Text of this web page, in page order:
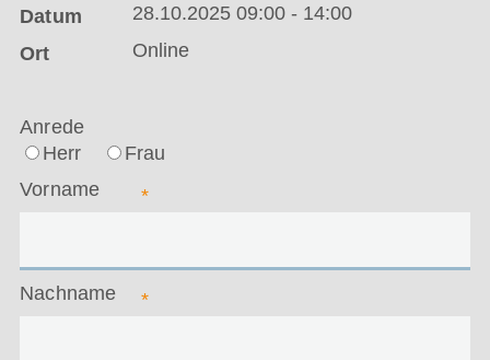
Datum
28.10.2025 09:00 - 14:00
Ort
Online
Anrede
Herr
Frau
Vorname
*
Nachname *